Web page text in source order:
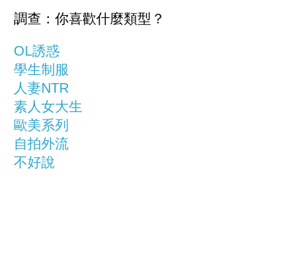
調查：你喜歡什麼類型？
OL誘惑
學生制服
人妻NTR
素人女大生
歐美系列
自拍外流
不好說